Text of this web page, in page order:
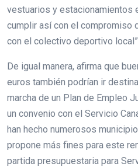
vestuarios y estacionamientos
cumplir así con el compromiso
con el colectivo deportivo
De igual manera, afirma que
euros también podrían ir
marcha de un Plan de Empleo
un convenio con el Servicio
han hecho numerosos
propone más fines para este
partida presupuestaria para